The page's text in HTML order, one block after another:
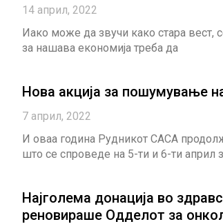
14 април, 2022
Иако може да звучи како стара вест,
за нашава економија треба да
Нова акција за пошумување
7 април, 2022
И оваа година Рудникот САСА
што се спроведе на 5-ти и 6-ти април
Најголема донација во
реновираше Одделот за